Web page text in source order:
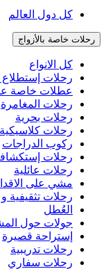
كل دول العالم
رحلات خاصة بالأزواج
كل الانواع
رحلات إستطلاع
عطلات خاصة
رحلات المغامرة
رحلات بحرية
رحلات كلاسيكية
ركوب الدراجات
رحلات
رحلات عائلية
مشي على
رحلات تثقيفية و
العُطل
جولات حول
إستراحة قصيرة
رحلات تدريبية
رحلات سفاري